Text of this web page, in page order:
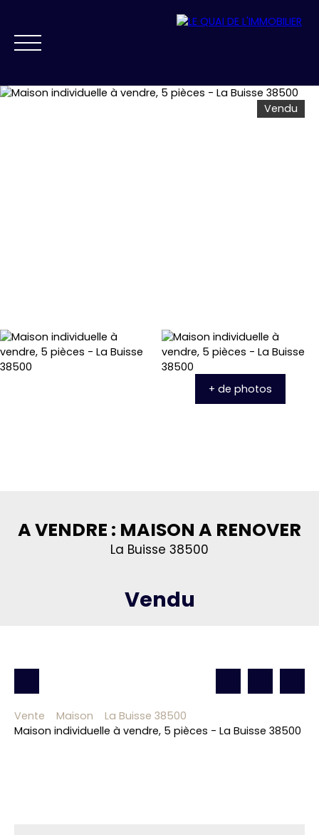
Vendu
+ de photos
A VENDRE : MAISON A RENOVER
La Buisse 38500
Vendu
Vente Maison
La Buisse 38500
Maison individuelle à vendre, 5 pièces - La Buisse 38500